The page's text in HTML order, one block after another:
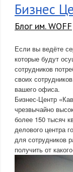
Бизнес
Блог им. WOFF
Если вы ведёте
которые будут
сотрудников
своих
вашего офиса.
Бизнес-Центр
чрезвычайно
более 150 тысяч
делового центра
для сотрудников
получить от